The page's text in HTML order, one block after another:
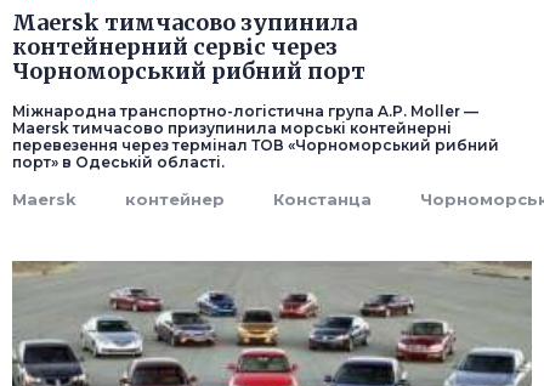
Maersk тимчасово зупинила
контейнерний сервіс через
Чорноморський рибний порт
Міжнародна транспортно-логістична група A.P. Moller —
Maersk тимчасово призупинила морські контейнерні
перевезення через термінал ТОВ «Чорноморський рибний
порт» в Одеській області.
Maersk контейнер Констанца